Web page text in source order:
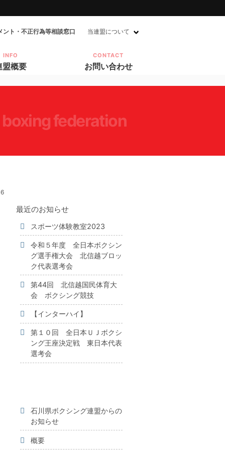
ント・不正行為等相談窓口 当連盟について
INFO
盟概要
CONTACT
お問い合わせ
federation
最近のお知らせ
スポーツ体験教室2023
令和５年度 全日本ボクシン
グ選手権大会 北信越ブロッ
ク代表選考会
第44回 北信越国民体育大
会 ボクシング競技
【インターハイ】
第１０回 全日本ＵＪボクシ
ング王座決定戦 東日本代表
選考会
石川県ボクシング連盟からの
お知らせ
概要